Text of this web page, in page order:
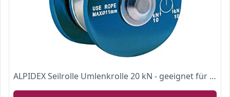
ALPIDEX Seilrolle Umlenkrolle 20 kN - geeignet für Seile bis 11 mm Durchmesser - EN12278, Farbe:Blue